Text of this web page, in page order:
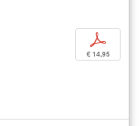
p
€ 14,95